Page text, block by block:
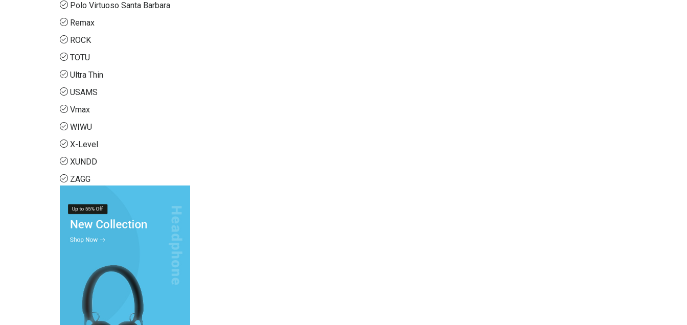
Polo Virtuoso Santa Barbara
Remax
ROCK
TOTU
Ultra Thin
USAMS
Vmax
WIWU
X-Level
XUNDD
ZAGG